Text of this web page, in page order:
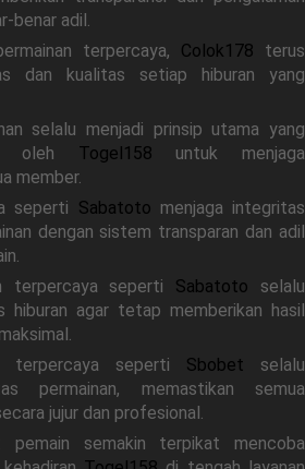
benar adil.
terpercaya, Colok178 terus
dan kualitas setiap hiburan yang
selalu menjadi prinsip utama yang
oleh Togel158 untuk menjaga
member.
seperti Sabatoto menjaga integritas
dengan sistem transparan dan adil
terpercaya seperti Sabatoto selalu
hiburan agar tetap memberikan hasil
terpercaya seperti Sbobet selalu
permainan, memastikan semua
jujur dan profesional.
pemain semakin terpikat mencoba